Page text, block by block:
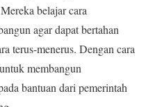
belajar cara
agar dapat bertahan
terus-menerus. Dengan cara
membangun
bantuan dari pemerintah